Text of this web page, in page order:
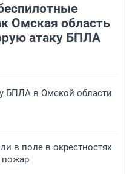
Омская область
атаку БПЛА
БПЛА в Омской области
в поле в окрестностях